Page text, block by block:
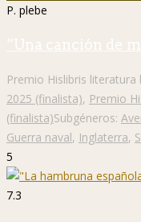
P. plebe
“Una canción de
Premio Hislibris literatura
2025 (finalista), Premio
(finalista)Subgéneros:
Guerra naval, Inglaterra,
5
7.3